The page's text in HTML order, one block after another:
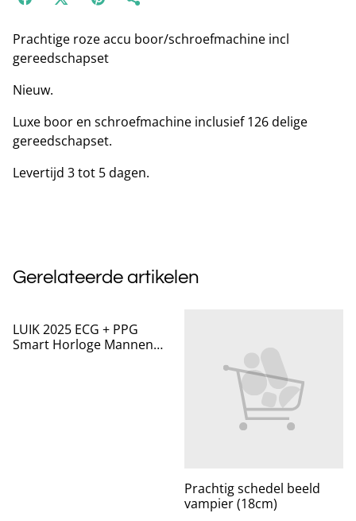
Prachtige roze accu boor/schroefmachine incl
gereedschapset
Nieuw.
Luxe boor en schroefmachine inclusief 126 delige
gereedschapset.
Levertijd 3 tot 5 dagen.
Gerelateerde artikelen
LUIK 2025 ECG + PPG
Smart Horloge Mannen
Prachtig schedel beeld
vampier (18cm)